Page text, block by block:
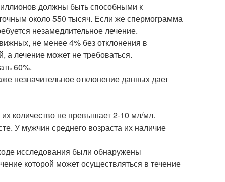
должны быть способными к
около 550 тысяч. Если же спермограмма
незамедлительное лечение.
не менее 4% без отклонения в
а лечение может не требоваться.
60%.
незначительное отклонение данных дает
количество не превышает 2-10 мл/мл.
У мужчин среднего возраста их наличие
исследования были обнаружены
которой может осуществляться в течение